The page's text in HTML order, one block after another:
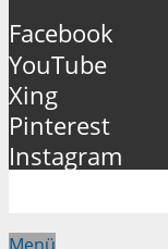
Facebook
YouTube
Xing
Pinterest
Instagram